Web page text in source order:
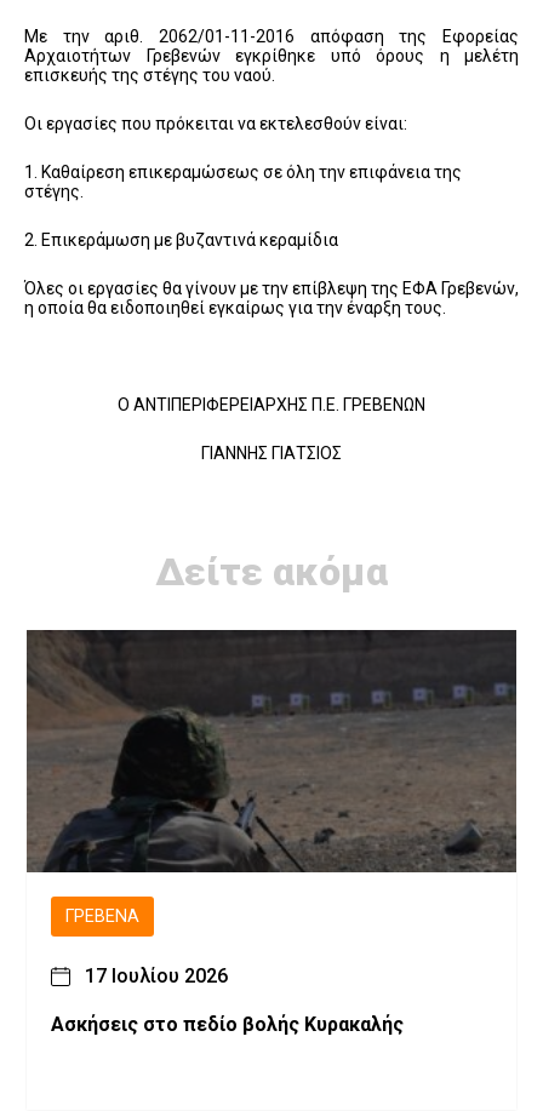
Με την αριθ. 2062/01-11-2016 απόφαση της Εφορείας
Αρχαιοτήτων Γρεβενών εγκρίθηκε υπό όρους η μελέτη
επισκευής της στέγης του ναού.
Οι εργασίες που πρόκειται να εκτελεσθούν είναι:
1. Καθαίρεση επικεραμώσεως σε όλη την επιφάνεια της
στέγης.
2. Επικεράμωση με βυζαντινά κεραμίδια
Όλες οι εργασίες θα γίνουν με την επίβλεψη της ΕΦΑ Γρεβενών,
η οποία θα ειδοποιηθεί εγκαίρως για την έναρξη τους.
Ο ΑΝΤΙΠΕΡΙΦΕΡΕΙΑΡΧΗΣ Π.Ε. ΓΡΕΒΕΝΩΝ
ΓΙΑΝΝΗΣ ΓΙΑΤΣΙΟΣ
Δείτε ακόμα
ΓΡΕΒΕΝΆ
17 Ιουλίου 2026
Ασκήσεις στο πεδίο βολής Κυρακαλής